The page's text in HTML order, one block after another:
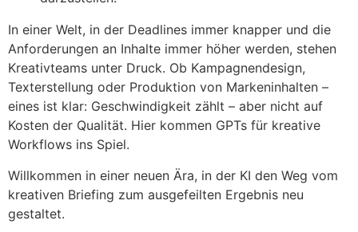
In einer Welt, in der Deadlines immer knapper und die
Anforderungen an Inhalte immer höher werden, stehen
Kreativteams unter Druck. Ob Kampagnendesign,
Texterstellung oder Produktion von Markeninhalten –
eines ist klar: Geschwindigkeit zählt – aber nicht auf
Kosten der Qualität. Hier kommen GPTs für kreative
Workflows ins Spiel.
Willkommen in einer neuen Ära, in der KI den Weg vom
kreativen Briefing zum ausgefeilten Ergebnis neu
gestaltet.